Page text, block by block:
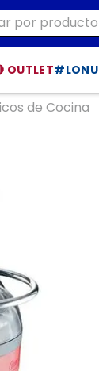
por producto
OUTLET
de Cocina